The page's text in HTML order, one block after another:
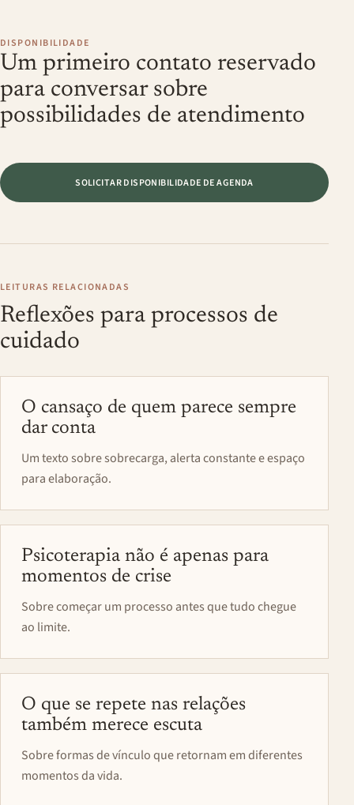
DISPONIBILIDADE
Um primeiro contato reservado
para conversar sobre
possibilidades de atendimento
SOLICITAR DISPONIBILIDADE DE AGENDA
LEITURAS RELACIONADAS
Reflexões para processos de
cuidado
O cansaço de quem parece sempre
dar conta
Um texto sobre sobrecarga, alerta constante e espaço
para elaboração.
Psicoterapia não é apenas para
momentos de crise
Sobre começar um processo antes que tudo chegue
ao limite.
O que se repete nas relações
também merece escuta
Sobre formas de vínculo que retornam em diferentes
momentos da vida.